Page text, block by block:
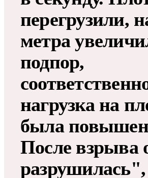
перегрузили,
метра
подпор,
нагрузка на
была
После взрыва